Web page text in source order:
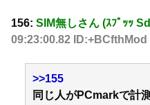
156: SIM無しさん (ｽﾌﾟｯｯ
09:23:00.82 ID:+BCfthMod
>>155
同じ人がPCmarkで計